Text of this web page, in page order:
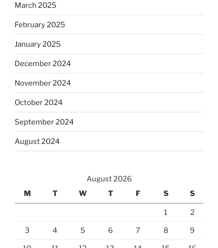
March 2025
February 2025
January 2025
December 2024
November 2024
October 2024
September 2024
August 2024
August 2026
M
T W T F S S
1 2
3 4 5 6 7 8 9